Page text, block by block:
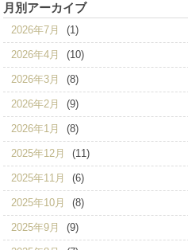
月別アーカイブ
2026年7月 (1)
2026年4月 (10)
2026年3月 (8)
2026年2月 (9)
2026年1月 (8)
2025年12月 (11)
2025年11月 (6)
2025年10月 (8)
2025年9月 (9)